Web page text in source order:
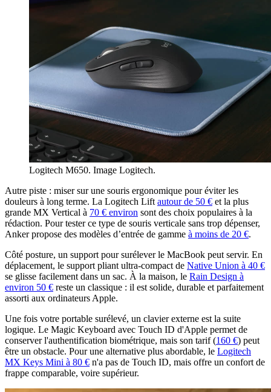
Logitech M650. Image Logitech.
Autre piste : miser sur une souris ergonomique pour éviter les
douleurs à long terme. La Logitech Lift autour de 50 € et la plus
grande MX Vertical à 70 € environ sont des choix populaires à la
rédaction. Pour tester ce type de souris verticale sans trop dépenser,
Anker propose des modèles d’entrée de gamme à moins de 20 €.
Côté posture, un support pour surélever le MacBook peut servir. En
déplacement, le support pliant ultra-compact de Native Union à 40 €
se glisse facilement dans un sac. À la maison, le Rain Design à
environ 50 € reste un classique : il est solide, durable et parfaitement
assorti aux ordinateurs Apple.
Une fois votre portable surélevé, un clavier externe est la suite
logique. Le Magic Keyboard avec Touch ID d'Apple permet de
conserver l'authentification biométrique, mais son tarif (160 €) peut
être un obstacle. Pour une alternative plus abordable, le Logitech
MX Keys Mini à 80 € n'a pas de Touch ID, mais offre un confort de
frappe comparable, voire supérieur.